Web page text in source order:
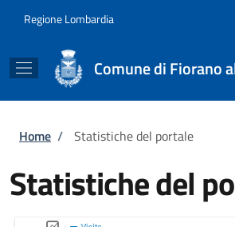
Regione Lombardia
Comune di Fiorano
Briciole di pane
Home / Statistiche del portale
Statistiche del